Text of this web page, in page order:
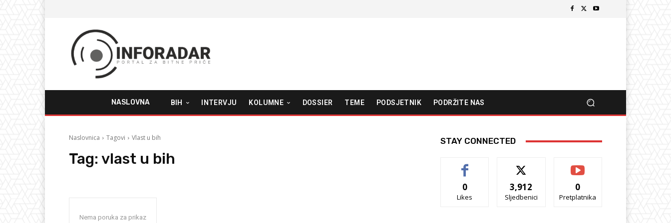
NASLOVNA BIH INTERVJU KOLUMNE DOSSIER TEME PODSJETNIK PODRŽITE NAS
Naslovnica Tagovi Vlast u bih
Tag: vlast u bih
Nema poruka za prikaz
STAY CONNECTED
0
Likes
3,912
Sljedbenici
0
Pretplatnika